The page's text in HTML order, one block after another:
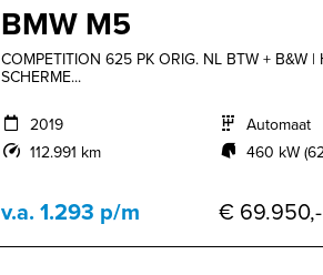
BMW M5
COMPETITION 625 PK ORIG. NL BTW + B&W
SCHERME...
2019
112.991 km
Automaat
460 kW
v.a. 1.293 p/m € 69.950,-